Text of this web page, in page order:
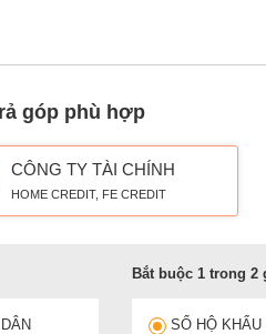
góp phù hợp
CÔNG TY TÀI CHÍNH
HOME CREDIT, FE CREDIT
Bắt buộc 1 trong 2
SỔ HỘ KHẨU